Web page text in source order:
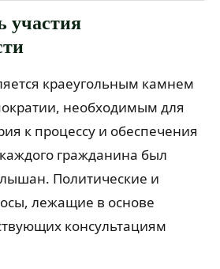
участия
краеугольным камнем
необходимым для
к процессу и обеспечения
гражданина был
Политические и
лежащие в основе
консультациям